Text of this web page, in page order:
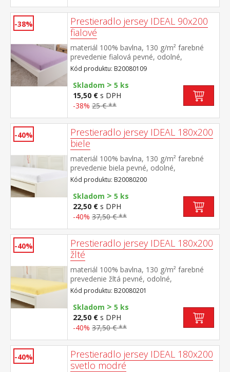
-38%
Prestieradlo jersey IDEAL 90x200
fialové
materiál 100% bavlna, 130 g/m² farebné
prevedenie fialová pevné, odolné,
stálofarebné, obšité gumou pre matrace do
výšky 25 cm prateľné do 60 °C
Kód produktu: B20080109
Skladom > 5 ks
15,50 € s DPH
-38% 25 € **
-40%
Prestieradlo jersey IDEAL 180x200
biele
materiál 100% bavlna, 130 g/m² farebné
prevedenie biela pevné, odolné,
stálofarebné, obšité gumou pre matrace do
výšky 25 cm prateľné do 60 °C
Kód produktu: B20080200
Skladom > 5 ks
22,50 € s DPH
-40% 37,50 € **
-40%
Prestieradlo jersey IDEAL 180x200
žlté
materiál 100% bavlna, 130 g/m² farebné
prevedenie žltá pevné, odolné,
stálofarebné, obšité gumou pre matrace do
výšky 25 cm prateľné do 60 °C
Kód produktu: B20080201
Skladom > 5 ks
22,50 € s DPH
-40% 37,50 € **
-40%
Prestieradlo jersey IDEAL 180x200
svetlo modré